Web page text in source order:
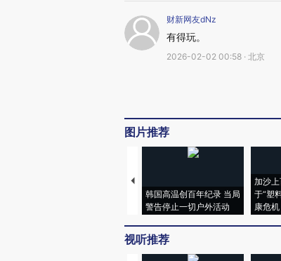
财新网友dNz
有得玩。
2026-02-02 00:58 · 北京
图片推荐
韩国高温创百年纪录 当局
警告停止一切户外活动
加沙
于“塑
康危机
视听推荐